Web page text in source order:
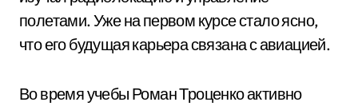
полетами. Уже на первом курсе стало ясно,
что его будущая карьера связана с авиацией.
Во время учебы Роман Троценко активно